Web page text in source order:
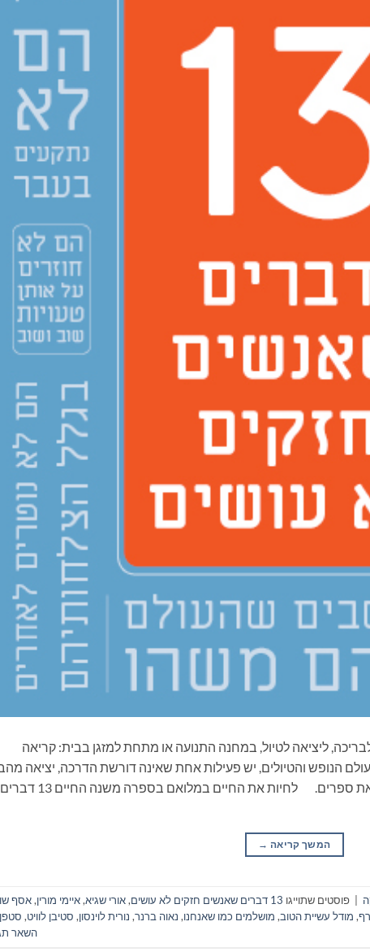
ליציאה לטיול, במחנה התנועה או מתחת למזגן בבית: קריאה
הנופש והטיולים, יש פעילות אחת שאינה דורשת הדרכה, יציאה
ונסיעה, התארגנות ממושכת ואפילו שיחה: קריאת ספרים. לחיות את החיים במלואם בספרה משנה החיים 13 דברים
המשך קריאה →
פוסטים שתוייגו 13 דברים שאנשים חזקים לא עושים ,אורי שגיא,איימי מורין,אסף
, מודל עשיית הטוב, מושלמים כמו שאנחנו, נאוה ברנר, נורית לוינסון, סטיבן לוויט, סטפן
השאר